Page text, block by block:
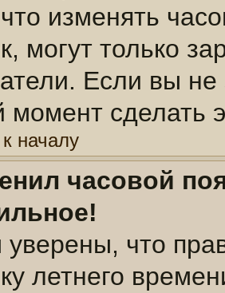
изменять
могут только
Если вы
момент сделать
началу
часовой
что
летнего